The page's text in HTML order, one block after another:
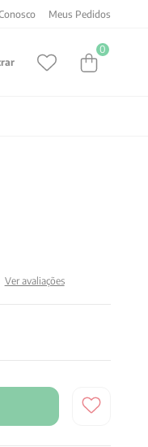
Meus Pedidos
0
Ver avaliações